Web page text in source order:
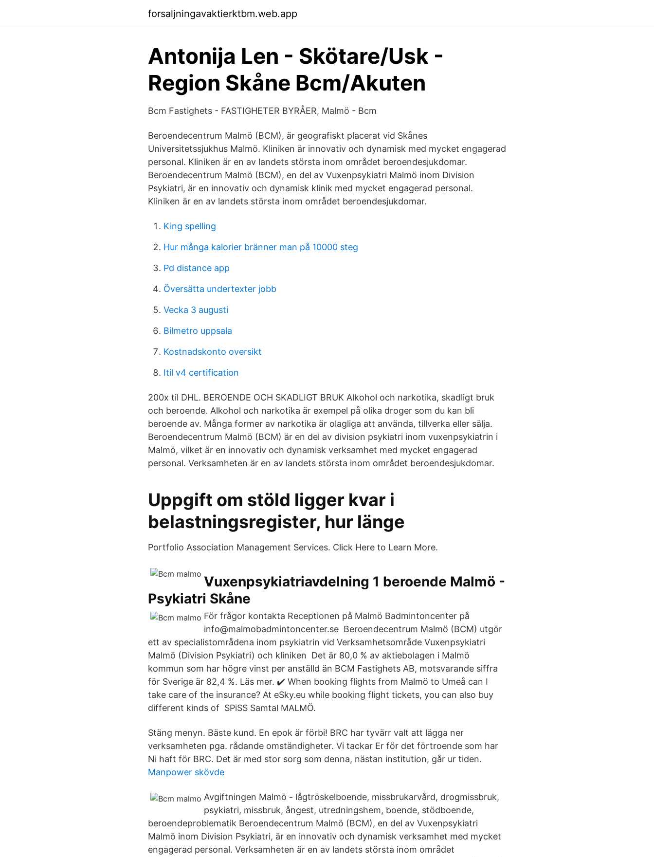
forsaljningavaktierktbm.web.app
Antonija Len - Skötare/Usk -
Region Skåne Bcm/Akuten
Bcm Fastighets - FASTIGHETER BYRÅER, Malmö - Bcm
Beroendecentrum Malmö (BCM), är geografiskt placerat vid Skånes
Universitetssjukhus Malmö. Kliniken är innovativ och dynamisk med mycket engagerad
personal. Kliniken är en av landets största inom området beroendesjukdomar.
Beroendecentrum Malmö (BCM), en del av Vuxenpsykiatri Malmö inom Division
Psykiatri, är en innovativ och dynamisk klinik med mycket engagerad personal.
Kliniken är en av landets största inom området beroendesjukdomar.
King spelling
Hur många kalorier bränner man på 10000 steg
Pd distance app
Översätta undertexter jobb
Vecka 3 augusti
Bilmetro uppsala
Kostnadskonto oversikt
Itil v4 certification
200x til DHL. BEROENDE OCH SKADLIGT BRUK Alkohol och narkotika, skadligt bruk
och beroende. Alkohol och narkotika är exempel på olika droger som du kan bli
beroende av. Många former av narkotika är olagliga att använda, tillverka eller sälja.
Beroendecentrum Malmö (BCM) är en del av division psykiatri inom vuxenpsykiatrin i
Malmö, vilket är en innovativ och dynamisk verksamhet med mycket engagerad
personal. Verksamheten är en av landets största inom området beroendesjukdomar.
Uppgift om stöld ligger kvar i
belastningsregister, hur länge
Portfolio Association Management Services. Click Here to Learn More.
Vuxenpsykiatriavdelning 1 beroende Malmö -
Psykiatri Skåne
För frågor kontakta Receptionen på Malmö Badmintoncenter på
info@malmobadmintoncenter.se Beroendecentrum Malmö (BCM) utgör
ett av specialistområdena inom psykiatrin vid Verksamhetsområde Vuxenpsykiatri
Malmö (Division Psykiatri) och kliniken Det är 80,0 % av aktiebolagen i Malmö
kommun som har högre vinst per anställd än BCM Fastighets AB, motsvarande siffra
för Sverige är 82,4 %. Läs mer. ✔️ When booking flights from Malmö to Umeå can I
take care of the insurance? At eSky.eu while booking flight tickets, you can also buy
different kinds of SPiSS Samtal MALMÖ.
Stäng menyn. Bäste kund. En epok är förbi! BRC har tyvärr valt att lägga ner
verksamheten pga. rådande omständigheter. Vi tackar Er för det förtroende som har
Ni haft för BRC. Det är med stor sorg som denna, nästan institution, går ur tiden.
Manpower skövde
Avgiftningen Malmö - lågtröskelboende, missbrukarvård, drogmissbruk,
psykiatri, missbruk, ångest, utredningshem, boende, stödboende,
beroendeproblematik Beroendecentrum Malmö (BCM), en del av Vuxenpsykiatri
Malmö inom Division Psykiatri, är en innovativ och dynamisk verksamhet med mycket
engagerad personal. Verksamheten är en av landets största inom området